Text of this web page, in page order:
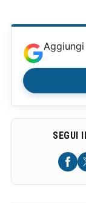
Aggiungi
SEGUI